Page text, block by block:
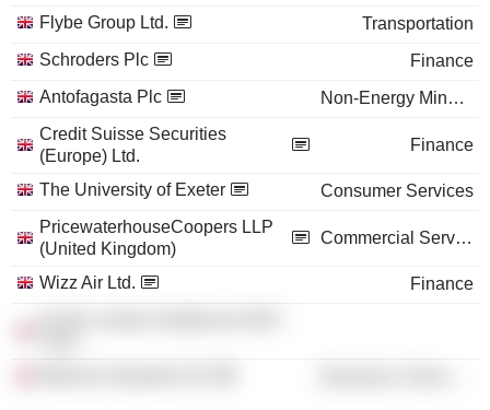
Flybe Group Ltd.
Transportation
Schroders Plc
Finance
Antofagasta Plc
Non-Energy Minerals
Credit Suisse Securities
(Europe) Ltd.
Finance
The University of Exeter
Consumer Services
PricewaterhouseCoopers LLP
(United Kingdom)
Commercial Services
Wizz Air Ltd.
Finance